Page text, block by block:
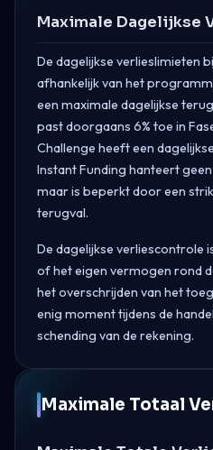
Maximale Dagelijkse
De dagelijkse verlieslimieten
afhankelijk van het
een maximale dagelijkse
past doorgaans 6% toe in
Challenge heeft een
Instant Funding hanteert
maar is beperkt door een
terugval.
De dagelijkse verliescontrole
of het eigen vermogen rond
het overschrijden van het
enig moment tijdens de
schending van de rekening.
Maximale Totaal